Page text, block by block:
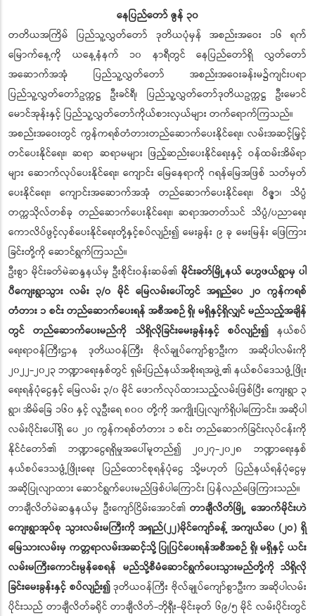
နေပြည်တော် ဇွန် ၃၀
တတိယအကြိမ် ပြည်သူ့လွှတ်တော် ဒုတိယပုံမှန် အစည်းအဝေး ၁၆ ရက်
မြောက်နေ့ကို ယနေ့နံနက် ၁၀ နာရီတွင် နေပြည်တော်ရှိ လွှတ်တော်
အဆောက်အအုံ ပြည်သူ့လွှတ်တော် အစည်းအဝေးခန်းမ၌ကျင်းပရာ
ပြည်သူ့လွှတ်တော်ဥက္ကဋ္ဌ ဦးခင်ရီ၊ ပြည်သူ့လွှတ်တော်ဒုတိယဥက္ကဋ္ဌ ဦးမောင်
မောင်အုန်းနှင့် ပြည်သူ့လွှတ်တော်ကိုယ်စားလှယ်များ တက်ရောက်ကြသည်။
အစည်းအဝေးတွင် ကွန်ကရစ်တံတားတည်ဆောက်ပေးနိုင်ရေး၊ လမ်းအဆင့်မြှင့်
တင်ပေးနိုင်ရေး၊ ဆရာ ဆရာမများ ဖြည့်ဆည်းပေးနိုင်ရေးနှင့် ဝန်ထမ်းအိမ်ရာ
များ ဆောက်လုပ်ပေးနိုင်ရေး၊ ကျောင်း မြေနေရာကို ဂရန်မြေအဖြစ် သတ်မှတ်
ပေးနိုင်ရေး၊ ကျောင်းအဆောက်အအုံ တည်ဆောက်ပေးနိုင်ရေး၊ ဝိဇ္ဇာ၊ သိပ္ပံ
တက္ကသိုလ်တစ်ခု တည်ဆောက်ပေးနိုင်ရေး၊ ဆရာအတတ်သင် သိပ္ပံ/ပညာရေး
ကောလိပ်ဖွင့်လှစ်ပေးနိုင်ရေးတို့နှင့်စပ်လျဉ်း၍ မေးခွန်း ၉ ခု မေးမြန်း ဖြေကြား
ခြင်းတို့ကို ဆောင်ရွက်ကြသည်။
ဦးစွာ မိုင်းခတ်မဲဆန္ဒနယ်မှ ဦးစိုင်းဝန်းဆမ်၏ မိုင်းခတ်မြို့နယ် ဟွေဖယ်ရွာမှ ပါ
ပီကျေးရွာသွား လမ်း ၃/ဝ မိုင် မြေလမ်းပေါ်တွင် အရှည်ပေ ၂ဝ ကွန်ကရစ်
တံတား ၁ စင်း တည်ဆောက်ပေးရန် အစီအစဉ် ရှိ၊ မရှိနှင့်ရှိလျှင် မည်သည့်အချိန်
တွင် တည်ဆောက်ပေးမည်ကို သိရှိလိုခြင်းမေးခွန်းနှင့် စပ်လျဉ်း၍ နယ်စပ်
ရေးရာဝန်ကြီးဌာန ဒုတိယဝန်ကြီး ဗိုလ်ချုပ်ကျော်စွာဦးက အဆိုပါလမ်းကို
၂၀၂၂-၂၀၂၃ ဘဏ္ဍာရေးနှစ်တွင် ရှမ်းပြည်နယ်အစိုးရအဖွဲ့၏ နယ်စပ်ဒေသဖွံ့ဖြိုး
ရေးရန်ပုံငွေနှင့် မြေလမ်း ၃/၀ မိုင် ဖောက်လုပ်ထားသည့်လမ်းဖြစ်ပြီး ကျေးရွာ ၃
ရွာ၊ အိမ်ခြေ ၁၆၀ နှင့် လူဦးရေ ၈၀၀ တို့ကို အကျိုးပြုလျက်ရှိပါကြောင်း၊ အဆိုပါ
လမ်းပိုင်းပေါ်ရှိ ပေ ၂၀ ကွန်ကရစ်တံတား ၁ စင်း တည်ဆောက်ခြင်းလုပ်ငန်းကို
နိုင်ငံတော်၏ ဘဏ္ဍာငွေရရှိမှုအပေါ်မူတည်၍ ၂၀၂၇-၂၀၂၈ ဘဏ္ဍာရေးနှစ်
နယ်စပ်ဒေသဖွံ့ဖြိုးရေး ပြည်ထောင်စုရန်ပုံငွေ သို့မဟုတ် ပြည်နယ်ရန်ပုံငွေမှ
အဆိုပြုလျာထား ဆောင်ရွက်ပေးမည်ဖြစ်ပါကြောင်း ပြန်လည်ဖြေကြားသည်။
တာချီလိတ်မဲဆန္ဒနယ်မှ ဦးကျော်ငြိမ်းအောင်၏တာချီလိတ်မြို့ အောက်မိုင်းဟဲ
ကျေးရွာအုပ်စု သွားလမ်းမကြီးကို အရှည်(၂၂)မိုင်ကျော်ခန့် အကျယ်ပေ (၂ဝ) ရှိ
မြေသားလမ်းမှ ကတ္တရာလမ်းအဆင့်သို့ ပြုပြင်ပေးရန်အစီအစဉ် ရှိ၊ မရှိနှင့် ယင်း
လမ်းမကြီးကောင်းမွန်စေရန် မည်သို့စီမံဆောင်ရွက်ပေးသွားမည်တို့ကို သိရှိလို
ခြင်းမေးခွန်းနှင့် စပ်လျဉ်း၍ဒုတိယဝန်ကြီး ဗိုလ်ချုပ်ကျော်စွာဦးက အဆိုပါလမ်း
ပိုင်းသည် တာချီလိတ်ခရိုင် တာချီလိတ်-ဘိုရှီး-မိုင်းခုတ် ၆၉/၅ မိုင် လမ်းပိုင်းတွင်